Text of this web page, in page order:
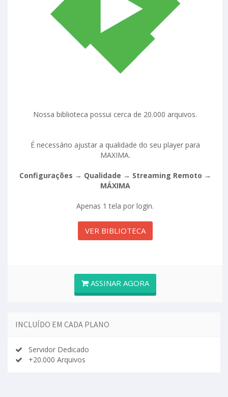
Nossa biblioteca possui cerca de 20.000 arquivos.
É necessário ajustar a qualidade do seu player para
MAXIMA.
Configurações → Qualidade → Streaming Remoto →
MÁXIMA
Apenas 1 tela por login.
VER BIBLIOTECA
ASSINAR AGORA
INCLUÍDO EM CADA PLANO
Servidor Dedicado
+20.000 Arquivos